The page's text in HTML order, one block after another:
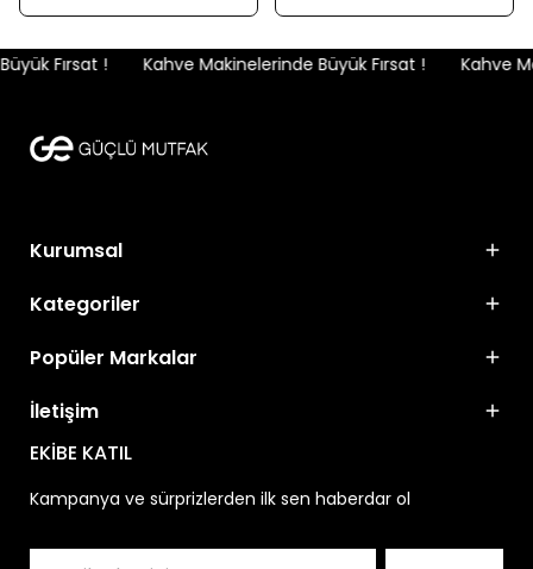
Fırsat ! Kahve Makinelerinde Büyük Fırsat ! Kahve
Kurumsal
Kategoriler
Popüler Markalar
İletişim
EKİBE KATIL
Kampanya ve sürprizlerden ilk sen haberdar ol